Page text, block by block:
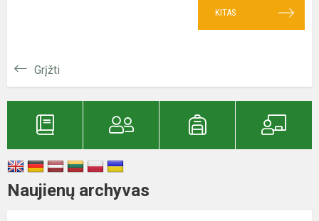
KITAS
Grįžti
Naujienų archyvas